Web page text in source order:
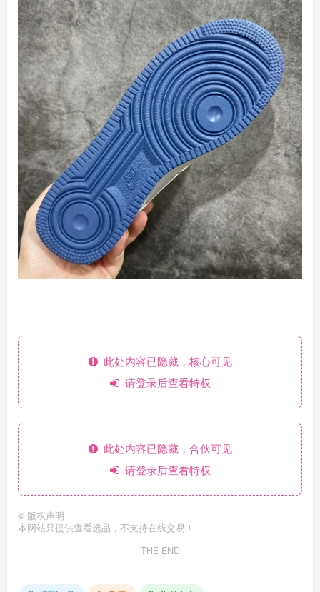
此处内容已隐藏，核心可见
请登录后查看特权
此处内容已隐藏，合伙可见
请登录后查看特权
© 版权声明
本网站只提供查看选品，不支持在线交易！
THE END